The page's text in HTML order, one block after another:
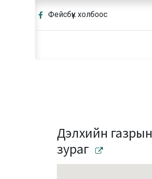
Фейсбүүк холбоос
Дэлхийн газрын
зураг